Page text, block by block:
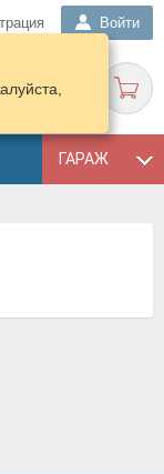
Войти
ГАРАЖ